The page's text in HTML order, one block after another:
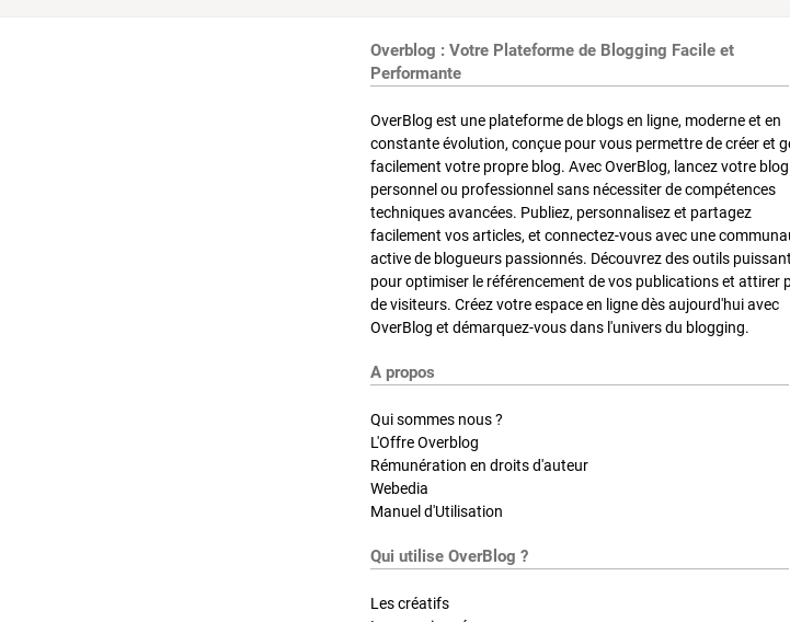
Overblog : Votre Plateforme de Blogging Facile et
Performante
OverBlog est une plateforme de blogs en ligne, moderne et en
constante évolution, conçue pour vous permettre de créer et
facilement votre propre blog. Avec OverBlog, lancez votre blog
personnel ou professionnel sans nécessiter de compétences
techniques avancées. Publiez, personnalisez et partagez
facilement vos articles, et connectez-vous avec une
active de blogueurs passionnés. Découvrez des outils
pour optimiser le référencement de vos publications et attirer
de visiteurs. Créez votre espace en ligne dès aujourd'hui avec
OverBlog et démarquez-vous dans l'univers du blogging.
A propos
Qui sommes nous ?
L'Offre Overblog
Rémunération en droits d'auteur
Webedia
Manuel d'Utilisation
Qui utilise OverBlog ?
Les créatifs